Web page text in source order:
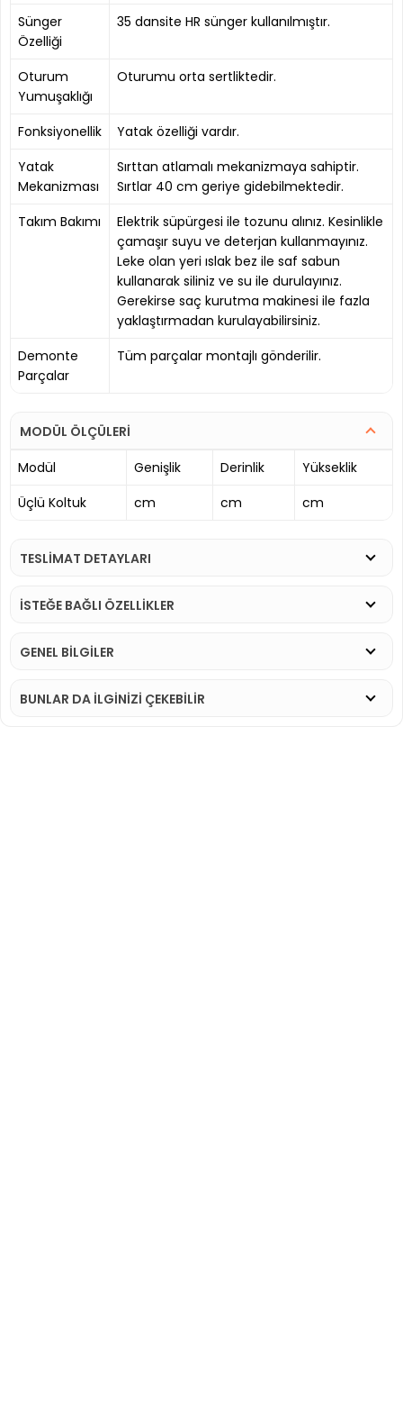
Sünger
Özelliği
35 dansite HR sünger kullanılmıştır.
Oturum
Yumuşaklığı
Oturumu orta sertliktedir.
Fonksiyonellik
Yatak özelliği vardır.
Yatak
Mekanizması
Sırttan atlamalı mekanizmaya sahiptir.
Sırtlar 40 cm geriye gidebilmektedir.
Takım Bakımı
Elektrik süpürgesi ile tozunu alınız. Kesinlikle
çamaşır suyu ve deterjan kullanmayınız.
Leke olan yeri ıslak bez ile saf sabun
kullanarak siliniz ve su ile durulayınız.
Gerekirse saç kurutma makinesi ile fazla
yaklaştırmadan kurulayabilirsiniz.
Demonte
Parçalar
Tüm parçalar montajlı gönderilir.
MODÜL ÖLÇÜLERİ
Modül
Genişlik Derinlik
Yükseklik
Üçlü Koltuk
cm cm cm
TESLİMAT DETAYLARI
İSTEĞE BAĞLI ÖZELLİKLER
GENEL BİLGİLER
BUNLAR DA İLGINIZI ÇEKEBILIR